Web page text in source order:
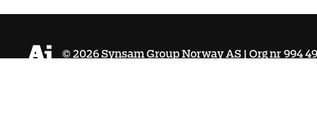
©2026Synsam Group Norway AS | Org nr 994